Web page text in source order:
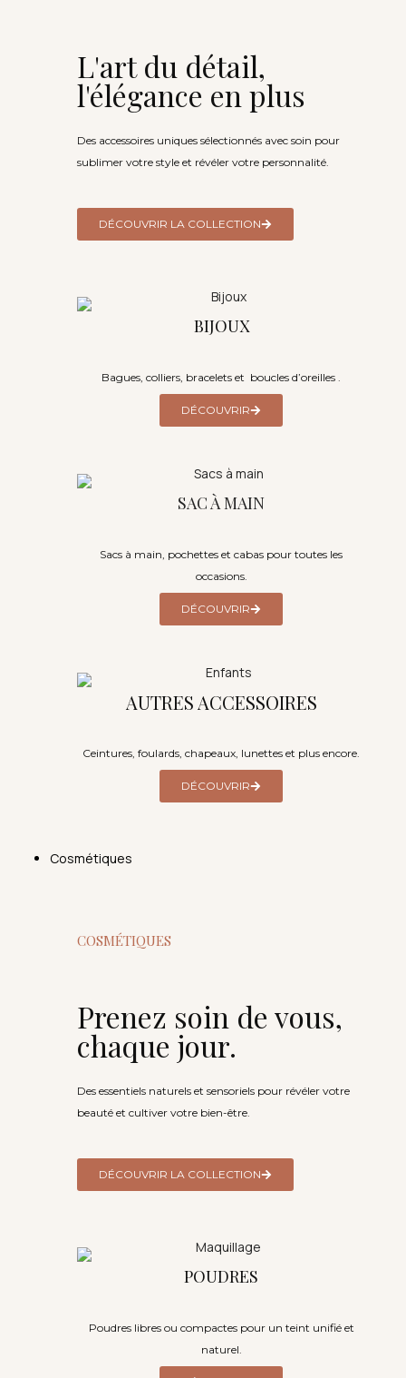
L'art du détail,
l'élégance en plus
Des accessoires uniques sélectionnés avec soin pour
sublimer votre style et révéler votre personnalité.
DÉCOUVRIR LA COLLECTION
BIJOUX
Bagues, colliers, bracelets et boucles d’oreilles .
DÉCOUVRIR
SAC À MAIN
Sacs à main, pochettes et cabas pour toutes les
occasions.
DÉCOUVRIR
AUTRES ACCESSOIRES
Ceintures, foulards, chapeaux, lunettes et plus encore.
DÉCOUVRIR
Cosmétiques
COSMÉTIQUES
Prenez soin de vous,
chaque jour.
Des essentiels naturels et sensoriels pour révéler votre
beauté et cultiver votre bien-être.
DÉCOUVRIR LA COLLECTION
POUDRES
Poudres libres ou compactes pour un teint unifié et
naturel.